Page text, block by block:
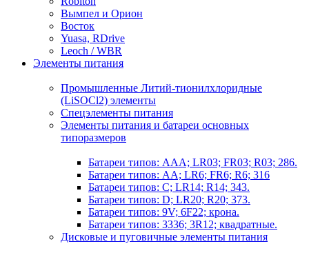
Вымпел и Орион
Восток
Yuasa, RDrive
Leoch / WBR
Элементы питания
Промышленные Литий-тионилхлоридные
(LiSOCl2) элементы
Спецэлементы питания
Элементы питания и батареи основных
типоразмеров
Батареи типов: AAA; LR03; FR03; R03; 286.
Батареи типов: AA; LR6; FR6; R6; 316
Батареи типов: C; LR14; R14; 343.
Батареи типов: D; LR20; R20; 373.
Батареи типов: 9V; 6F22; крона.
Батареи типов: 3336; 3R12; квадратные.
Дисковые и пуговичные элементы питания